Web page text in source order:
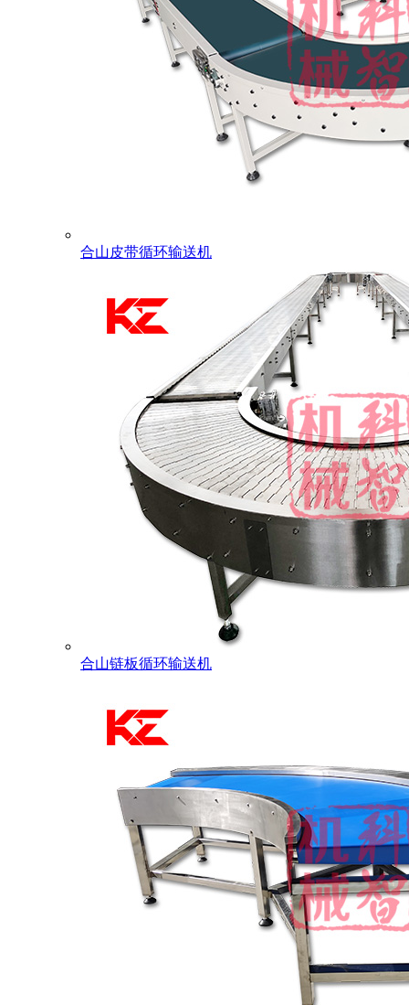
合山皮带循环输送机
合山链板循环输送机